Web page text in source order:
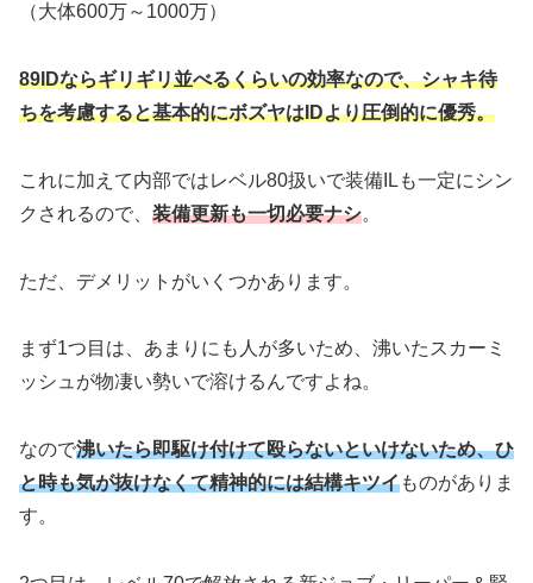
（大体600万～1000万）
89IDならギリギリ並べるくらいの効率なので、シャキ待
ちを考慮すると基本的にボズヤはIDより圧倒的に優秀。
これに加えて内部ではレベル80扱いで装備ILも一定にシン
クされるので、 装備更新も一切必要ナシ。
ただ、デメリットがいくつかあります。
まず1つ目は、あまりにも人が多いため、沸いたスカーミ
ッシュが物凄い勢いで溶けるんですよね。
なので沸いたら即駆け付けて殴らないといけないため、ひ
と時も気が抜けなくて精神的には結構キツイものがありま
す。